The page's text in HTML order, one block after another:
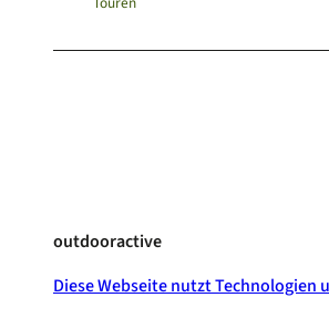
outdooractive
Diese Webseite nutzt